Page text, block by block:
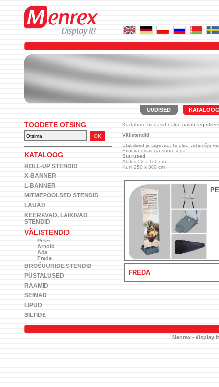
UUDISED
TOODETE OTSING
KATALOOG
ROLL-UP STENDID
X-BANNER
L-BANNER
MITMEPOOLSED STENDID
LAUAD
KEERAVAD, LÄIKIVAD
STENDID
VÄLISTENDID
Peter
Arnold
Ada
Freda
BROŠÜÜRIDE STENDID
PÜSTALUSED
RAAMID
SEINAD
LIPUD
SILTIDE
Kui tahate hindasid näha, palun
Välistendid
Stabiilsed ja tugevad, kindlad väljamõju
Erineva disaini ja suurusega
Suurused
Alates 52 x 160 cm
Kuni 250 x 300 cm
FREDA
Menrex - display